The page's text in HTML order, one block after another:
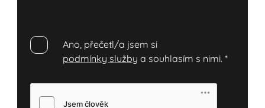
Ano, přečetl/a jsem si
podmínky služby a souhlasím s nimi.*